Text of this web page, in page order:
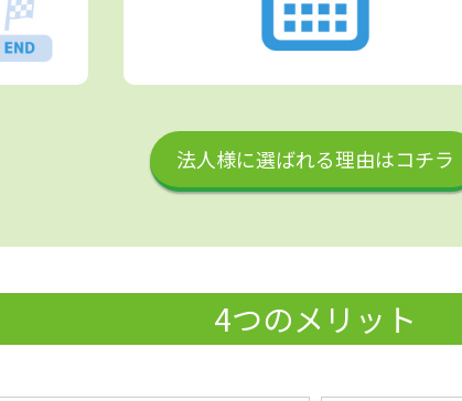
法人様に選ばれる理由はコチラ
4つのメリット